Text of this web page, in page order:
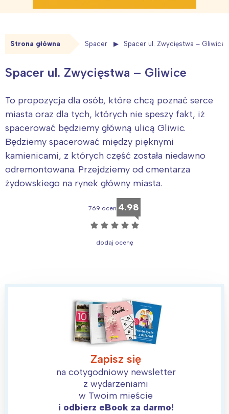
Strona główna Spacer Spacer ul. Zwycięstwa – Gliwice
Spacer ul. Zwycięstwa – Gliwice
To propozycja dla osób, które chcą poznać serce
miasta oraz dla tych, których nie speszy fakt, iż
spacerować będziemy główną ulicą Gliwic.
Będziemy spacerować między pięknymi
kamienicami, z których część została niedawno
odremontowana. Przejdziemy od cmentarza
żydowskiego na rynek główny miasta.
769 ocen 4.98
☆ ☆ ☆ ☆ ☆
dodaj ocenę
Zapisz się
na cotygodniowy newsletter
z wydarzeniami
w Twoim mieście
i odbierz eBook za darmo!